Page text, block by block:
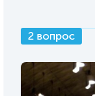
2 вопрос